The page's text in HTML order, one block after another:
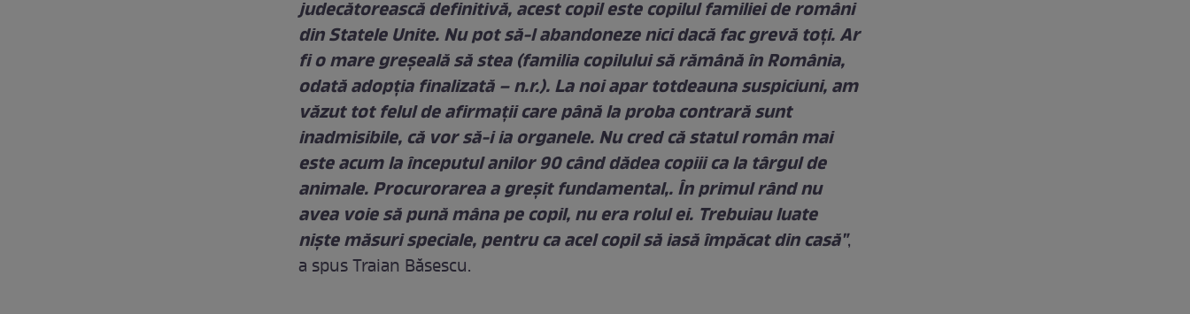
judecătorească definitivă, acest copil este copilul familiei de români
din Statele Unite. Nu pot să-l abandoneze nici dacă fac grevă toţi. Ar
fi o mare greşeală să stea (familia copilului să rămână în România,
odată adopţia finalizată – n.r.). La noi apar totdeauna suspiciuni, am
văzut tot felul de afirmaţii care până la proba contrară sunt
inadmisibile, că vor să-i ia organele. Nu cred că statul român mai
este acum la începutul anilor 90 când dădea copiii ca la târgul de
animale. Procurorarea a greşit fundamental,. În primul rând nu
avea voie să pună mâna pe copil, nu era rolul ei. Trebuiau luate
nişte măsuri speciale, pentru ca acel copil să iasă împăcat din casă",
a spus Traian Băsescu.